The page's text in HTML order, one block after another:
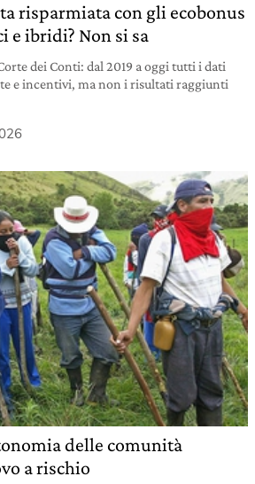
risparmiata con gli ecobonus
e ibridi? Non si sa
dei Conti: dal 2019 a oggi tutti i dati
e incentivi, ma non i risultati raggiunti
delle comunità
a rischio